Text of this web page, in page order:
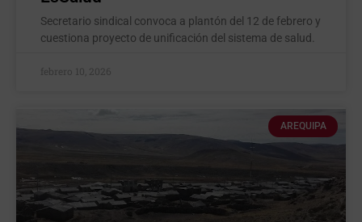
Secretario sindical convoca a plantón del 12 de febrero y
cuestiona proyecto de unificación del sistema de salud.
febrero 10, 2026
AREQUIPA